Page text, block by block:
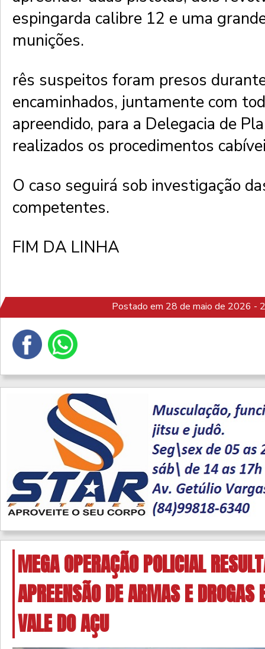
espingarda calibre 12 e uma
munições.
rês suspeitos foram presos
encaminhados, juntamente com
apreendido, para a Delegacia de
realizados os procedimentos
O caso seguirá sob investigação
competentes.
FIM DA LINHA
Postado em 28 de maio de 2026 -
MEGA OPERAÇÃO POLICIAL
APREENSÃO DE ARMAS E
VALE DO AÇU